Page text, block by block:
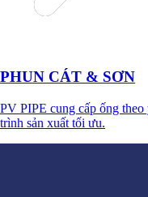
PHUN CÁT & SƠN
PV PIPE cung cấp ống
trình sản xuất tối ưu.